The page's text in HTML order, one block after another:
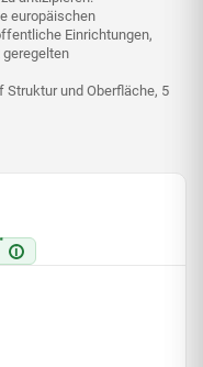
europäischen
Einrichtungen,
Struktur und Oberfläche, 5
*
i